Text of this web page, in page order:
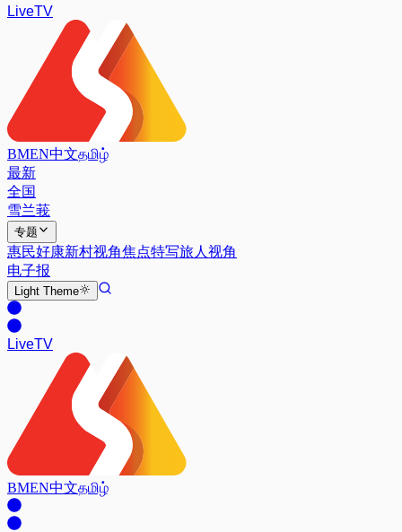
LiveTV
BMEN中文தமிழ்
最新
全国
雪兰莪
专题
惠民好康新村视角焦点特写旅人视角
电子报
Light Theme
LiveTV
BMEN中文தமிழ்